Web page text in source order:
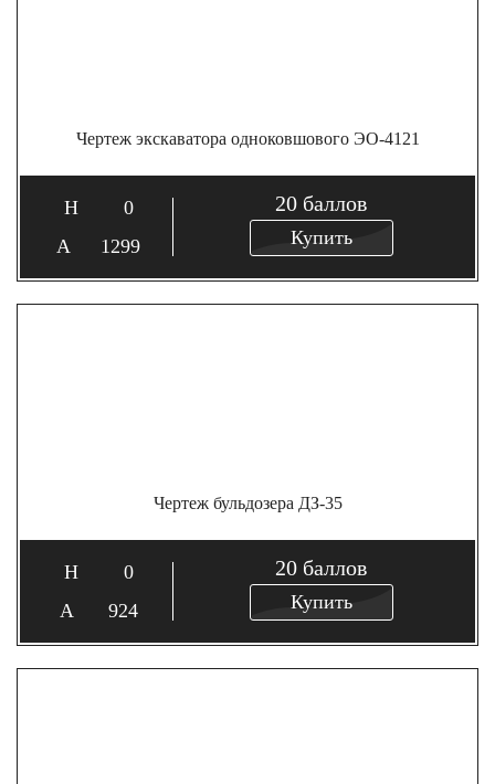
Чертеж экскаватора одноковшового ЭО-4121
0
1299
20 баллов
Купить
Чертеж бульдозера ДЗ-35
0
924
20 баллов
Купить